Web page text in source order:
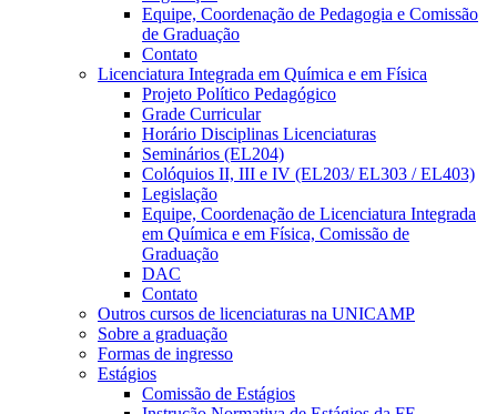
Equipe, Coordenação de Pedagogia e Comissão
de Graduação
Contato
Licenciatura Integrada em Química e em Física
Projeto Político Pedagógico
Grade Curricular
Horário Disciplinas Licenciaturas
Seminários (EL204)
Colóquios II, III e IV (EL203/ EL303 / EL403)
Legislação
Equipe, Coordenação de Licenciatura Integrada
em Química e em Física, Comissão de
Graduação
DAC
Contato
Outros cursos de licenciaturas na UNICAMP
Sobre a graduação
Formas de ingresso
Estágios
Comissão de Estágios